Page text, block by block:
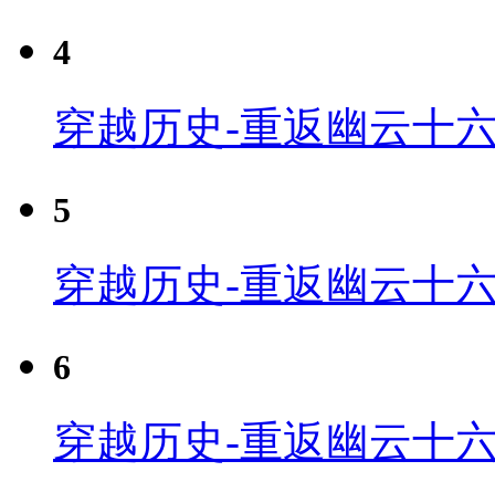
4
穿越历史-重返幽云十
5
穿越历史-重返幽云十
6
穿越历史-重返幽云十